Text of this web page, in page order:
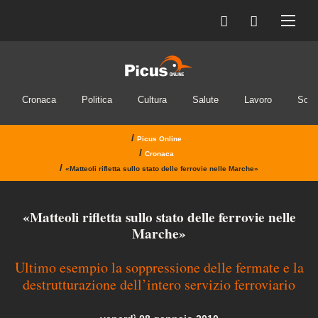
Cronaca Politica Cultura Salute Lavoro
/ Picus Online
/ Cronaca
/ «Matteoli rifletta sullo stato delle ferrovie nelle Marche»
«Matteoli rifletta sullo stato delle ferrovie nelle
Marche»
Ultimo esempio la soppressione delle fermate e la
destrutturazione dell’intero servizio ferroviario